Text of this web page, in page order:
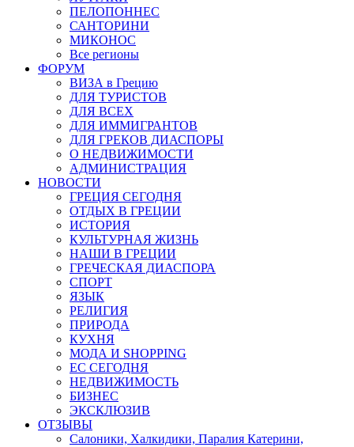
ПЕЛОПОННЕС
САНТОРИНИ
МИКОНОС
Все регионы
ФОРУМ
ВИЗА в Грецию
ДЛЯ ТУРИСТОВ
ДЛЯ ВСЕХ
ДЛЯ ИММИГРАНТОВ
ДЛЯ ГРЕКОВ ДИАСПОРЫ
О НЕДВИЖИМОСТИ
АДМИНИСТРАЦИЯ
НОВОСТИ
ГРЕЦИЯ СЕГОДНЯ
ОТДЫХ В ГРЕЦИИ
ИСТОРИЯ
КУЛЬТУРНАЯ ЖИЗНЬ
НАШИ В ГРЕЦИИ
ГРЕЧЕСКАЯ ДИАСПОРА
СПОРТ
ЯЗЫК
РЕЛИГИЯ
ПРИРОДА
КУХНЯ
МОДА И SHOPPING
ЕС СЕГОДНЯ
НЕДВИЖИМОСТЬ
БИЗНЕС
ЭКСКЛЮЗИВ
ОТЗЫВЫ
Салоники, Халкидики, Паралия Катерини,